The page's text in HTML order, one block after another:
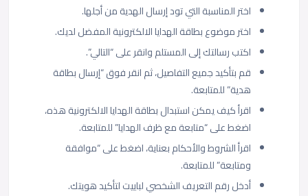
اختر المناسبة التي تود إرسال الهدية من أجلها.
اختر موضوع بطاقة الهدايا الالكترونية المفضل لديك.
اكتب رسالتك إلى المستلم وانقر على “التالي”.
قم بتأكيد جميع التفاصيل، ثم انقر فوق “إرسال بطاقة
هدية” للمتابعة.
اقرأ كيف يمكن استبدال بطاقة الهدايا الالكترونية هذه،
اضغط على “متابعة مع ظرف الهدايا” للمتابعة.
اقرأ الشروط والأحكام بعناية، اضغط على “موافقة
ومتابعة” للمتابعة.
أدخل رقم التعريف الشخصي لباييت لتأكيد هويتك.